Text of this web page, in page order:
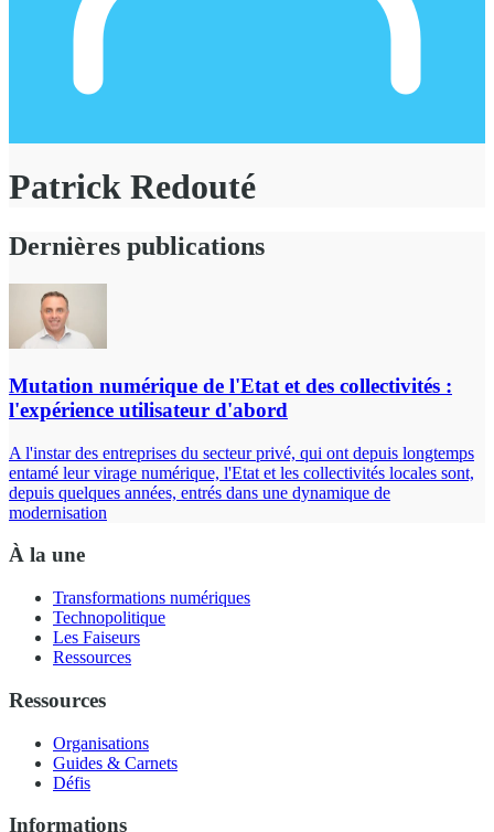
Patrick Redouté
Dernières publications
Mutation numérique de l'Etat et des collectivités :
l'expérience utilisateur d'abord
A l'instar des entreprises du secteur privé, qui ont depuis longtemps
entamé leur virage numérique, l'Etat et les collectivités locales sont,
depuis quelques années, entrés dans une dynamique de
modernisation
À la une
Transformations numériques
Technopolitique
Les Faiseurs
Ressources
Ressources
Organisations
Guides & Carnets
Défis
Informations